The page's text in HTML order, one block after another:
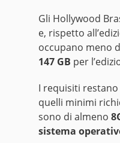
Gli Hollywood
e, rispetto
occupano meno
147 GB per
I requisiti
quelli minimi
sono di almeno
sistema